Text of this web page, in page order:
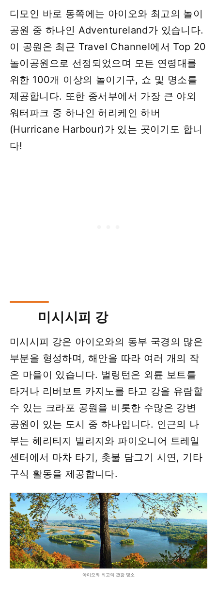
디모인 바로 동쪽에는 아이오와 최고의 놀이
공원 중 하나인 Adventureland가 있습니다.
이 공원은 최근 Travel Channel에서 Top 20
놀이공원으로 선정되었으며 모든 연령대를
위한 100개 이상의 놀이기구, 쇼 및 명소를
제공합니다. 또한 중서부에서 가장 큰 야외
워터파크 중 하나인 허리케인 하버
(Hurricane Harbour)가 있는 곳이기도 합니
다!
미시시피 강
미시시피 강은 아이오와의 동부 국경의 많은
부분을 형성하며, 해안을 따라 여러 개의 작
은 마을이 있습니다. 벌링턴은 외륜 보트를
타거나 리버보트 카지노를 타고 강을 유람할
수 있는 크라포 공원을 비롯한 수많은 강변
공원이 있는 도시 중 하나입니다. 인근의 나
부는 헤리티지 빌리지와 파이오니어 트레일
센터에서 마차 타기, 촛불 담그기 시연, 기타
구식 활동을 제공합니다.
아이오와 최고의 관광 명소